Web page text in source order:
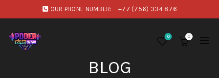
OUR PHONE NUMBER: +77 (756) 334 876
0 0
BLOG